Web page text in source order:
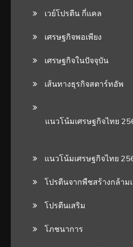
เวย์โปรตีน กี่แคล
เศรษฐกิจพอเพียง
เศรษฐกิจในปัจจุบัน
เส้นทางธุรกิจสตาร์ทอัพ
แนวโน้มเศรษฐกิจไทย
แนวโน้มเศรษฐกิจไทย
โปรตีนจากพืชสร้างกล้าม
โปรตีนเสริม
โภชนาการ